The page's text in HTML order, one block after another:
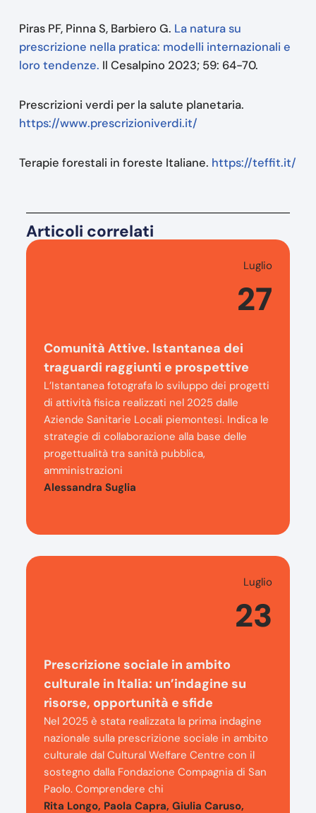
Piras PF, Pinna S, Barbiero G. La natura su
prescrizione nella pratica: modelli internazionali e
loro tendenze. Il Cesalpino 2023; 59: 64-70.
Prescrizioni verdi per la salute planetaria.
https://www.prescrizioniverdi.it/
Terapie forestali in foreste Italiane. https://teffit.it/
Articoli correlati
Luglio
27
Comunità Attive. Istantanea dei
traguardi raggiunti e prospettive
L’Istantanea fotografa lo sviluppo dei progetti
di attività fisica realizzati nel 2025 dalle
Aziende Sanitarie Locali piemontesi. Indica le
strategie di collaborazione alla base delle
progettualità tra sanità pubblica,
amministrazioni
Alessandra Suglia
Luglio
23
Prescrizione sociale in ambito
culturale in Italia: un’indagine su
risorse, opportunità e sfide
Nel 2025 è stata realizzata la prima indagine
nazionale sulla prescrizione sociale in ambito
culturale dal Cultural Welfare Centre con il
sostegno dalla Fondazione Compagnia di San
Paolo. Comprendere chi
Rita Longo, Paola Capra, Giulia Caruso,